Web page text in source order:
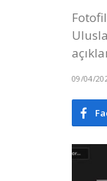
09/04/